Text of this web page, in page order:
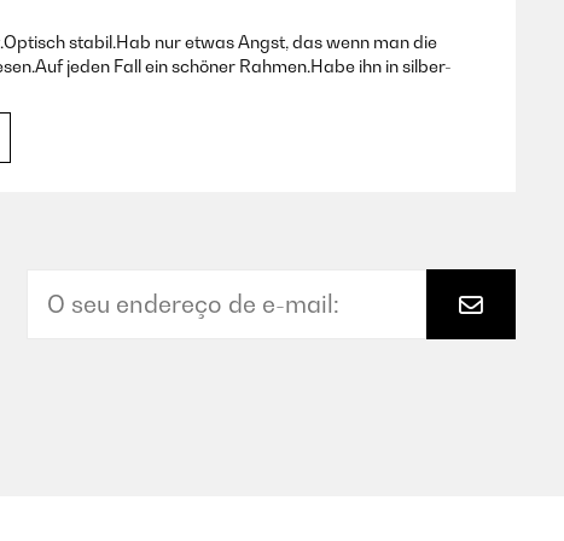
en mi caso no puedo utilizar, porque cubre los lados de
stabil.Hab nur etwas Angst, das wenn man die
jeden Fall ein schöner Rahmen.Habe ihn in silber-